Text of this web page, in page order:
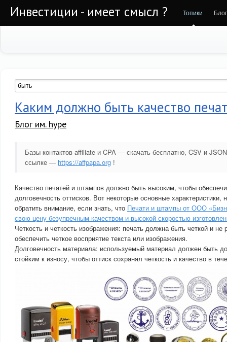
Инвестиции - имеет смысл ? Топики
Каким должно быть качество
Блог им. hype
Базы контактов affiliate и CPA — скачать бесплатно, CSV и
ссылке — https://affpapa.org !
Качество печатей и штампов должно быть высоким, чтобы
долговечность оттисков. Вот некоторые основные характеристики,
обратить внимание, если знать, что Печати и штампы от ООО
свою цену безупречным качеством и высокой скоростью
Четкость и четкость изображения: печать должна быть четкой и не
обеспечить четкое восприятие текста или изображения.
Долговечность материала: используемый материал должен быть
стойким к износу, чтобы оттиск сохранял четкость и качество в